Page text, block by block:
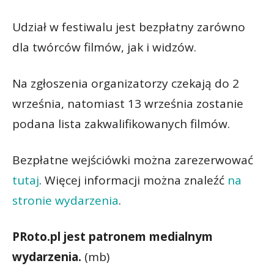
Udział w festiwalu jest bezpłatny zarówno
dla twórców filmów, jak i widzów.
Na zgłoszenia organizatorzy czekają do 2
września, natomiast 13 września zostanie
podana lista zakwalifikowanych filmów.
Bezpłatne wejściówki można zarezerwować
tutaj. Więcej informacji można znaleźć na
stronie wydarzenia.
PRoto.pl jest patronem medialnym
wydarzenia. (mb)